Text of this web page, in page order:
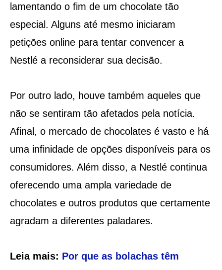
lamentando o fim de um chocolate tão
especial. Alguns até mesmo iniciaram
petições online para tentar convencer a
Nestlé a reconsiderar sua decisão.
Por outro lado, houve também aqueles que
não se sentiram tão afetados pela notícia.
Afinal, o mercado de chocolates é vasto e há
uma infinidade de opções disponíveis para os
consumidores. Além disso, a Nestlé continua
oferecendo uma ampla variedade de
chocolates e outros produtos que certamente
agradam a diferentes paladares.
Leia mais: Por que as bolachas têm